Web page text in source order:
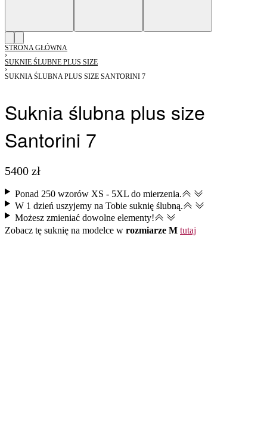
STRONA GŁÓWNA
›
SUKNIE ŚLUBNE PLUS SIZE
›
SUKNIA ŚLUBNA PLUS SIZE SANTORINI 7
Suknia ślubna plus size
Santorini 7
5400 zł
Ponad 250 wzorów XS - 5XL do mierzenia.
W 1 dzień uszyjemy na Tobie suknię ślubną.
Możesz zmieniać dowolne elementy​!
ZAREZERWUJ TERMIN SZYCIA
Zobacz tę suknię na modelce w rozmiarze M tutaj